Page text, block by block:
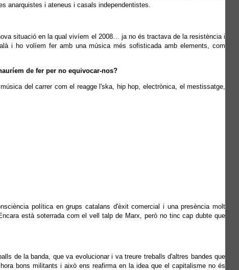
anarquistes i ateneus i casals independentistes.
situació en la qual vivíem el 2008… ja no és tractava de la resistència i
i ho volíem fer amb una música més sofisticada amb elements, com
de fer per no equivocar-nos?
del carrer com el reagge l'ska, hip hop, electrònica, el mestissatge,
política en grups catalans d'èxit comercial i una presència molt
està soterrada com el vell talp de Marx, però no tinc cap dubte que
de la banda, que va evolucionar i va treure treballs d'altres bandes que
bons militants i això ens reafirma en la idea que el capitalisme no és